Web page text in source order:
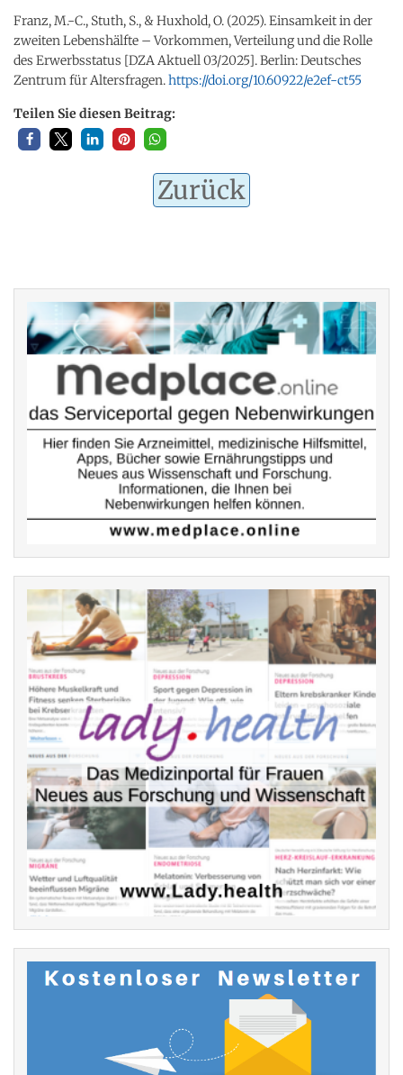
Franz, M.-C., Stuth, S., & Huxhold, O. (2025). Einsamkeit in der
zweiten Lebenshälfte – Vorkommen, Verteilung und die Rolle
des Erwerbsstatus [DZA Aktuell 03/2025]. Berlin: Deutsches
Zentrum für Altersfragen.https://doi.org/10.60922/e2ef-ct55
Teilen Sie diesen Beitrag:
Zurück